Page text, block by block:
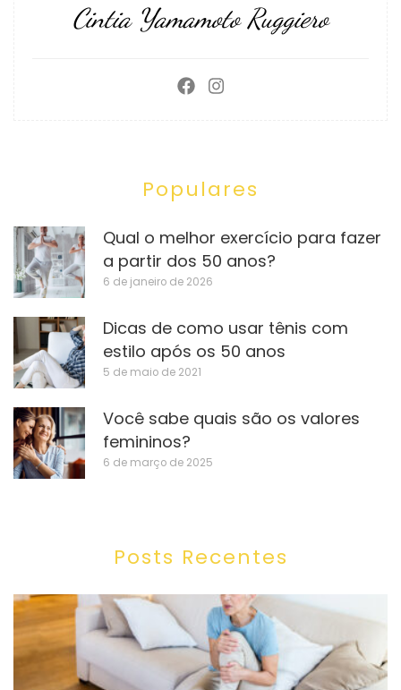
Cintia Yamamoto Ruggiero
Populares
Qual o melhor exercício para fazer
a partir dos 50 anos?
6 de janeiro de 2026
Dicas de como usar tênis com
estilo após os 50 anos
5 de maio de 2021
Você sabe quais são os valores
femininos?
6 de março de 2025
Posts Recentes